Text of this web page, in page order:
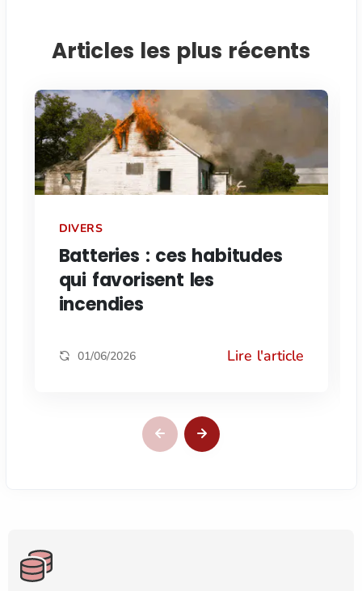
Articles les plus récents
DIVERS
Batteries : ces habitudes
qui favorisent les
incendies
01/06/2026 Lire l'article